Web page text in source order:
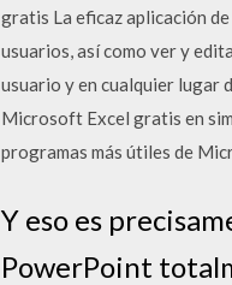
gratis La eficaz aplicación
usuarios, así como ver y
usuario y en cualquier lugar
Microsoft Excel gratis en
programas más útiles de
Y eso es
PowerPoint